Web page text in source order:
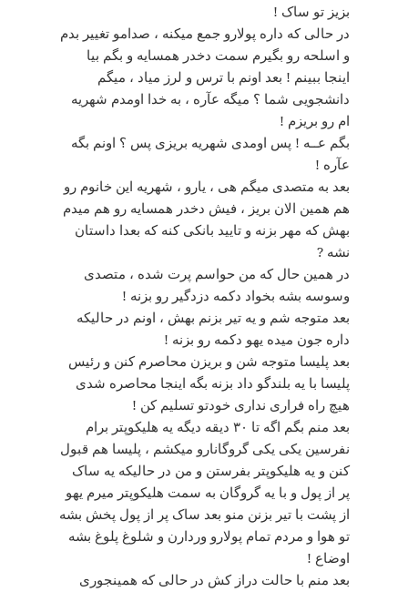
بزیز تو ساک !
در حالی که داره پولارو جمع میکنه ، صدامو تغییر بدم
و اسلحه رو بگیرم سمت دخدر همسایه و بگم بیا
اینجا ببینم ! بعد اونم با ترس و لرز میاد ، میگم
دانشجویی شما ؟ میگه عآره ، به خدا اومدم شهریه
ام رو بریزم !
بگم عــه ! پس اومدی شهریه بریزی پس ؟ اونم بگه
عآره !
بعد به متصدی میگم هی ، یارو ، شهریه این خانوم رو
هم همین الان بریز ، فیش دخدر همسایه رو هم میدم
بهش که مهر بزنه و تایید بانکی کنه که بعدا داستان
نشه ?
در همین حال که من حواسم پرت شده ، متصدی
وسوسه بشه بخواد دکمه دزدگیر رو بزنه !
بعد متوجه شم و یه تیر بزنم بهش ، اونم در حالیکه
داره جون میده یهو دکمه رو بزنه !
بعد پلیسا متوجه شن و بریزن محاصرم کنن و رئیس
پلیسا با یه بلندگو داد بزنه بگه اینجا محاصره شدی
هیچ راه فراری نداری خودتو تسلیم کن !
بعد منم بگم اگه تا ۳۰ دیقه دیگه یه هلیکوپتر برام
نفرسین یکی یکی گروگانارو میکشم ، پلیسا هم قبول
کنن و یه هلیکوپتر بفرستن و من در حالیکه یه ساک
پر از پول و با یه گروگان به سمت هلیکوپتر میرم یهو
از پشت با تیر بزنن منو بعد ساک پر از پول پخش بشه
تو هوا و مردم تمام پولارو وردارن و شلوغ پلوغ بشه
اوضاع !
بعد منم با حالت دراز کش در حالی که همینجوری